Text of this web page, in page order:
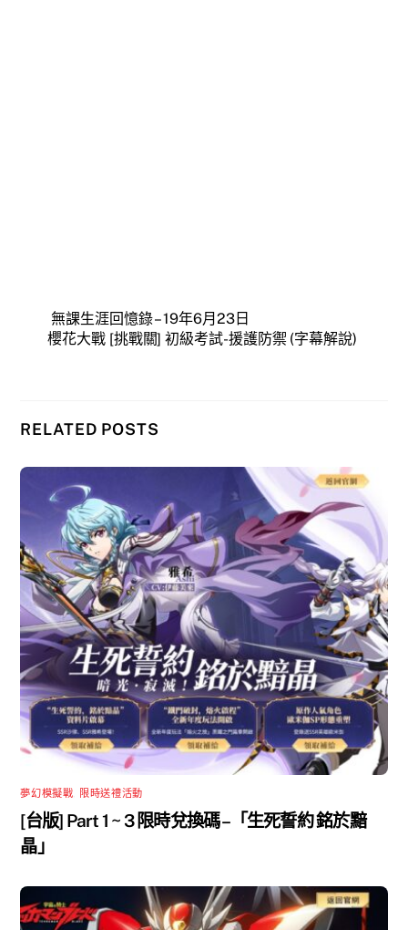
無課生涯回憶錄 – 19年6月23日
櫻花大戰 [挑戰關] 初級考試-援護防禦 (字幕解說)
RELATED POSTS
夢幻模擬戰 限時送禮活動
[台版] Part 1 ~ 3 限時兌換碼 –「生死誓約 銘於黯
晶」